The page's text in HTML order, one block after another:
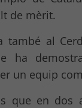
de mèrit.
també al
ha
un equip
que en dos